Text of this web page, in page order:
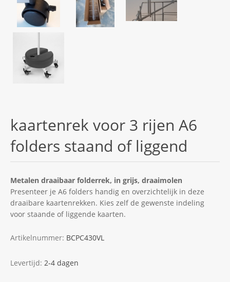
kaartenrek voor 3 rijen A6
folders staand of liggend
Metalen draaibaar folderrek, in grijs, draaimolen
Presenteer je A6 folders handig en overzichtelijk in deze
draaibare kaartenrekken. Kies zelf de gewenste indeling
voor staande of liggende kaarten.
Artikelnummer: BCPC430VL
Levertijd: 2-4 dagen